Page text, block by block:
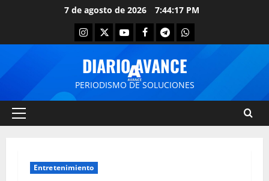
7 de agosto de 2026 7:44:17 PM
DIARIO AVANCE
PERIODISMO DE SOLUCIONES
Entretenimiento